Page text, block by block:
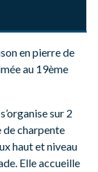
en pierre de
au 19ème
sur 2
charpente
haut et niveau
Elle accueille